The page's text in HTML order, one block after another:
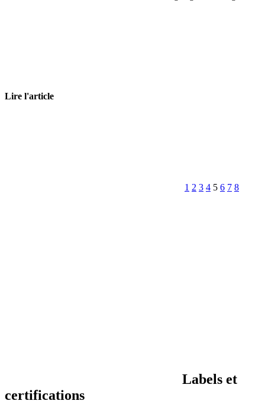
Lire l'article
1 2 3 4 5 6 7 8
Labels et
certifications